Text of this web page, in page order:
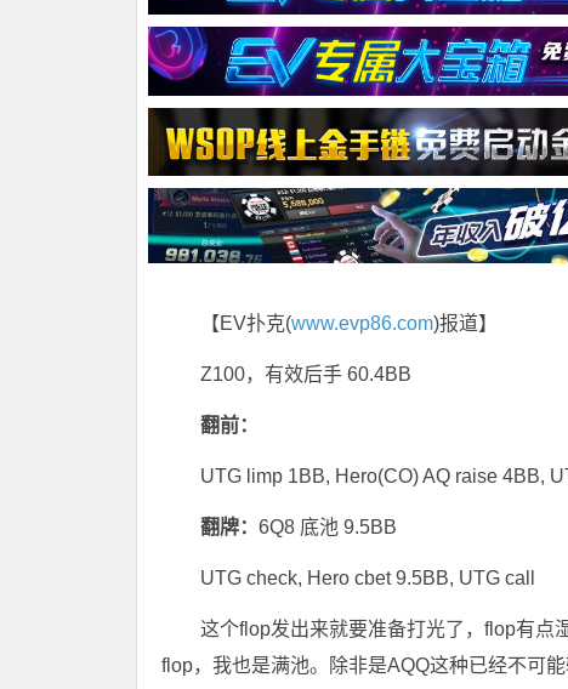
【EV扑克(www.evp86.com)报道】
Z100，有效后手 60.4BB
翻前：
UTG limp 1BB, Hero(CO) AQ raise 4BB,
翻牌： 6Q8 底池 9.5BB
UTG check, Hero cbet 9.5BB, UTG call
这个flop发出来就要准备打光了，flop有点
flop，我也是满池。除非是AQQ这种已经不可